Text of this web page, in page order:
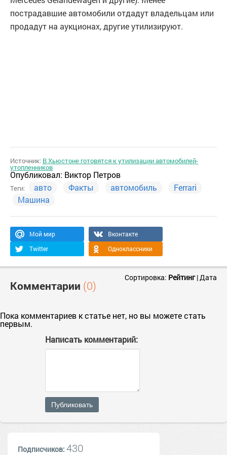
пострадавшие автомобили отдадут владельцам или
продадут на аукционах, другие утилизируют.
Источник: В Хьюстоне готовятся к утилизации автомобилей-
утопленников
Опубликовал: Виктор Петров
Теги: авто Факты автомобиль
Ferrari
Машина
Мой мир
Вконтакте
Twitter
Одноклассники
Комментарии (0)
Сортировка: Рейтинг|Дата
Пока комментариев к статье нет, но вы можете стать
первым.
Написать комментарий:
Публиковать
Подписчиков: 430